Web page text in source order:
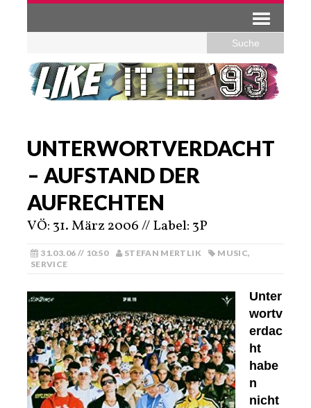
UNTERWORTVERDACHT
– AUFSTAND DER
AUFRECHTEN
VÖ: 31. März 2006 // Label: 3P
31.03.06 // 10:50 STEFAN MERTLIK MUSIC,
SERVICE
Unter
wortv
erdac
ht
habe
n
nicht